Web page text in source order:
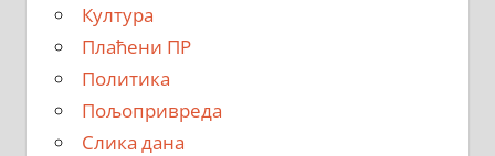
Култура
Плаћени ПР
Политика
Пољопривреда
Слика дана